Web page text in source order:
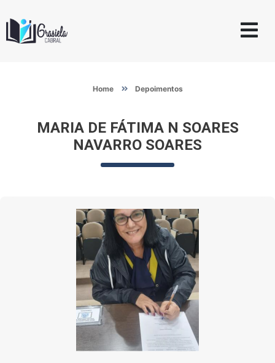
Home Depoimentos
MARIA DE FÁTIMA N SOARES
NAVARRO SOARES